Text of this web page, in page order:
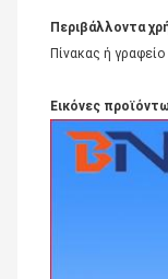
Περιβάλλοντα
Πίνακας ή
Εικόνες